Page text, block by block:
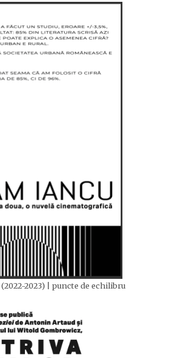
2023) | puncte de echilibru